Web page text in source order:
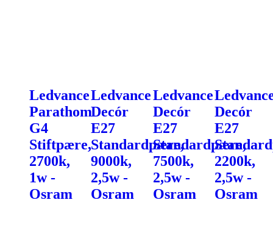
Ledvance
Parathom
G4
Stiftpære,
2700k,
1w -
Osram
Ledvance
Decór
E27
Standardpære,
9000k,
2,5w -
Osram
Ledvance
Decór
E27
Standardpære,
7500k,
2,5w -
Osram
Decór
E27
2200k,
2,5w -
Osram